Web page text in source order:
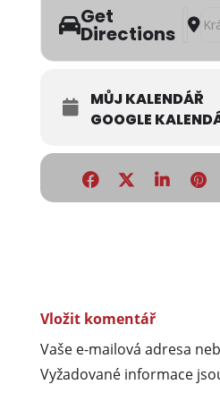
Get
Directions
MŮJ KALENDÁŘ
GOOGLE
Vložit komentář
Vaše e-mailová adresa
Vyžadované informace